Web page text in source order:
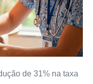
de 31% na taxa